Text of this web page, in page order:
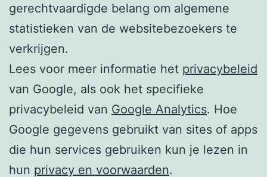
gerechtvaardigde belang om algemene
statistieken van de websitebezoekers te
verkrijgen.
Lees voor meer informatie het privacybeleid
van Google, als ook het specifieke
privacybeleid van Google Analytics. Hoe
Google gegevens gebruikt van sites of apps
die hun services gebruiken kun je lezen in
hun privacy en voorwaarden.